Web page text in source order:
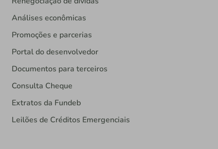
Análises econômicas
Promoções e parcerias
Portal do desenvolvedor
Documentos para terceiros
Consulta Cheque
Extratos da Fundeb
Leilões de Créditos Emergenciais